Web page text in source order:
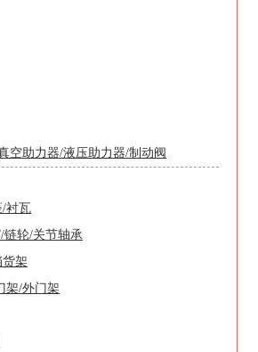
空助力器/液压助力器/制动阀
/衬瓦
轮/关节轴承
架
架/外门架